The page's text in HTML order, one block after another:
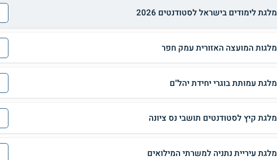
מלגת לימודים בישראל לסטודנטים 2026
מלגות המועצה האזורית עמק חפר
מלגת עמותת בוגרי יחידת יהל"ם
מלגת קיץ לסטודנטים תושבי נס ציונה
מלגת עיריית נתניה למשרתי המילואים